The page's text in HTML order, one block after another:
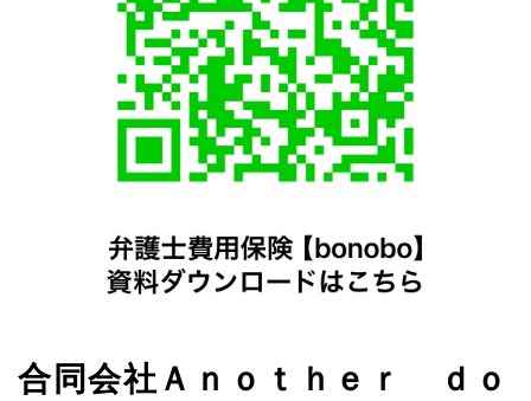
合同会社Ａｎｏｔｈｅｒ ｄｏ